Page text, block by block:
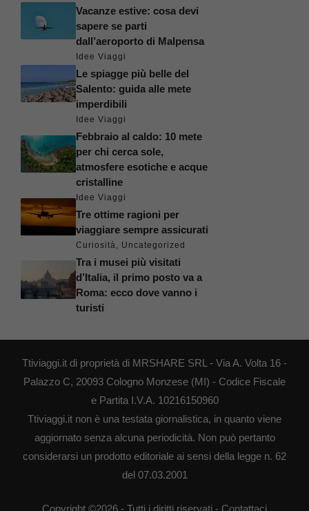
Vacanze estive: cosa devi
sapere se parti
dall’aeroporto di Malpensa
Idee Viaggi
Le spiagge più belle del
Salento: guida alle mete
imperdibili
Idee Viaggi
Febbraio al caldo: 10 mete
per chi cerca sole,
atmosfere esotiche e acque
cristalline
Idee Viaggi
Tre ottime ragioni per
viaggiare sempre assicurati
Curiosità Uncategorized
Tra i musei più visitati
d’Italia, il primo posto va a
Roma: ecco dove vanno i
turisti
Ttiviaggi.it di proprietà di MRSHARE SRL - Via A. Volta 16 -
Palazzo C, 20093 Cologno Monzese (MI) - Codice Fiscale
e Partita I.V.A. 10216150960
Ttiviaggi.it non è una testata giornalistica, in quanto viene
aggiornato senza alcuna periodicità. Non può pertanto
considerarsi un prodotto editoriale ai sensi della legge n. 62
del 07.03.2001